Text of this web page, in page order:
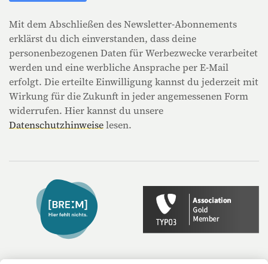
Mit dem Abschließen des Newsletter-Abonnements
erklärst du dich einverstanden, dass deine
personenbezogenen Daten für Werbezwecke verarbeitet
werden und eine werbliche Ansprache per E-Mail
erfolgt. Die erteilte Einwilligung kannst du jederzeit mit
Wirkung für die Zukunft in jeder angemessenen Form
widerrufen. Hier kannst du unsere
Datenschutzhinweiselesen.